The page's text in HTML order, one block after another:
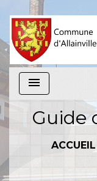
menu
Guide
ACCUEIL